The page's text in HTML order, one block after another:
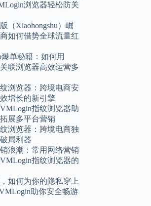
浏览器轻松防关
（Xiaohongshu）崛
如何借势全球流量红
爆单秘籍：如何用
联浏览器高效运营多
浏览器：跨境电商安
增长的新引擎
指纹浏览器助
展多平台营销
浏览器：跨境电商独
局利器
浪潮：常用网络营销
指纹浏览器的
如何为你的隐私穿上
助你安全畅游